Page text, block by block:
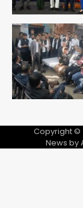
5
Copyright ©
News by